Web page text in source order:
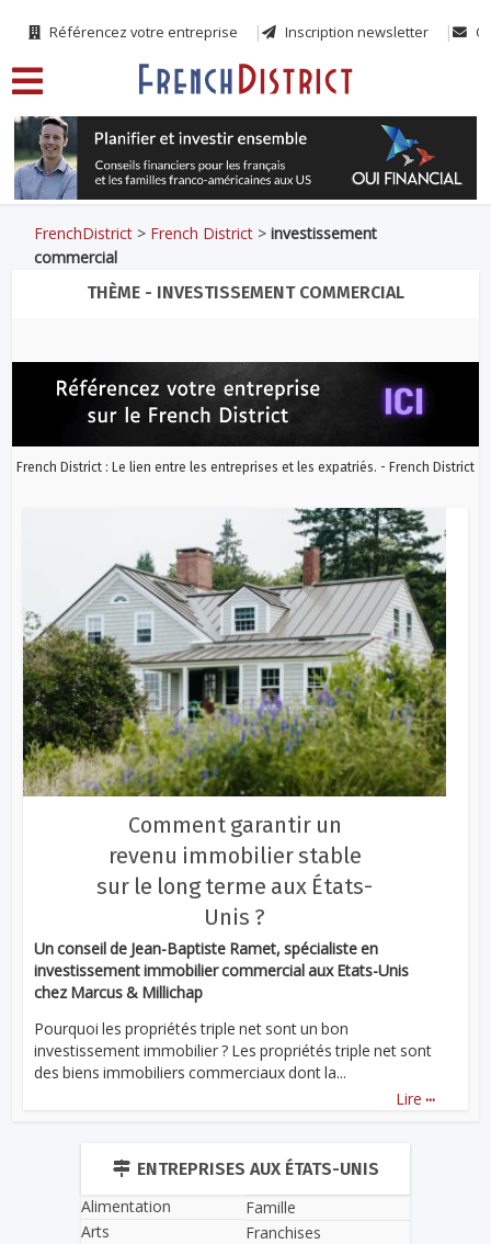
Référencez votre entreprise Inscription newsletter
FrenchDistrict > French District >investissement
commercial
THÈME - INVESTISSEMENT COMMERCIAL
French District : Le lien entre les entreprises et les expatriés. - French District
Comment garantir un
revenu immobilier stable
sur le long terme aux États-
Unis ?
Un conseil de Jean-Baptiste Ramet, spécialiste en
investissement immobilier commercial aux Etats-Unis
chez Marcus & Millichap
Pourquoi les propriétés triple net sont un bon
investissement immobilier ? Les propriétés triple net sont
des biens immobiliers commerciaux dont la...
Lire ...
ENTREPRISES AUX ÉTATS-UNIS
Alimentation
Arts
Famille
Franchises